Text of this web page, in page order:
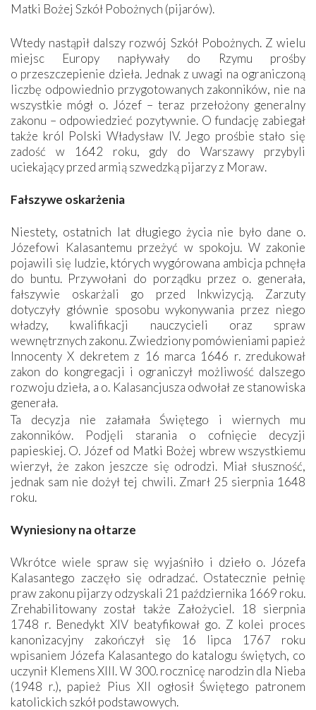
Matki Bożej Szkół Pobożnych (pijarów).
Wtedy nastąpił dalszy rozwój Szkół Pobożnych. Z wielu
miejsc Europy napływały do Rzymu prośby
o przeszczepienie dzieła. Jednak z uwagi na ograniczoną
liczbę odpowiednio przygotowanych zakonników, nie na
wszystkie mógł o. Józef – teraz przełożony generalny
zakonu – odpowiedzieć pozytywnie. O fundację zabiegał
także król Polski Władysław IV. Jego prośbie stało się
zadość w 1642 roku, gdy do Warszawy przybyli
uciekający przed armią szwedzką pijarzy z Moraw.
Fałszywe oskarżenia
Niestety, ostatnich lat długiego życia nie było dane o.
Józefowi Kalasantemu przeżyć w spokoju. W zakonie
pojawili się ludzie, których wygórowana ambicja pchnęła
do buntu. Przywołani do porządku przez o. generała,
fałszywie oskarżali go przed Inkwizycją. Zarzuty
dotyczyły głównie sposobu wykonywania przez niego
władzy, kwalifikacji nauczycieli oraz spraw
wewnętrznych zakonu. Zwiedziony pomówieniami papież
Innocenty X dekretem z 16 marca 1646 r. zredukował
zakon do kongregacji i ograniczył możliwość dalszego
rozwoju dzieła, a o. Kalasancjusza odwołał ze stanowiska
generała.
Ta decyzja nie załamała Świętego i wiernych mu
zakonników. Podjęli starania o cofnięcie decyzji
papieskiej. O. Józef od Matki Bożej wbrew wszystkiemu
wierzył, że zakon jeszcze się odrodzi. Miał słuszność,
jednak sam nie dożył tej chwili. Zmarł 25 sierpnia 1648
roku.
Wyniesiony na ołtarze
Wkrótce wiele spraw się wyjaśniło i dzieło o. Józefa
Kalasantego zaczęło się odradzać. Ostatecznie pełnię
praw zakonu pijarzy odzyskali 21 października 1669 roku.
Zrehabilitowany został także Założyciel. 18 sierpnia
1748 r. Benedykt XIV beatyfikował go. Z kolei proces
kanonizacyjny zakończył się 16 lipca 1767 roku
wpisaniem Józefa Kalasantego do katalogu świętych, co
uczynił Klemens XIII. W 300. rocznicę narodzin dla Nieba
(1948 r.), papież Pius XII ogłosił Świętego patronem
katolickich szkół podstawowych.